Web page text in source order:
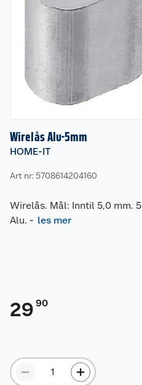
Wirelås Alu-5mm
HOME-IT
Art nr: 5708614204160
Wirelås. Mål: Inntil 5,0 mm.
Alu. - les mer
29 90